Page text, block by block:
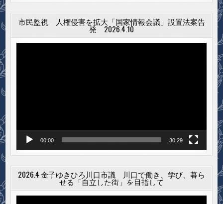
市民監視 人権侵害を拡大「国家情報会議」設置法案告
発 2026.4.10
00:00 30:29
2026.4 金子ゆきひろ川口市議 川口で働き、学び、暮ら
せる「自立した街」を目指して